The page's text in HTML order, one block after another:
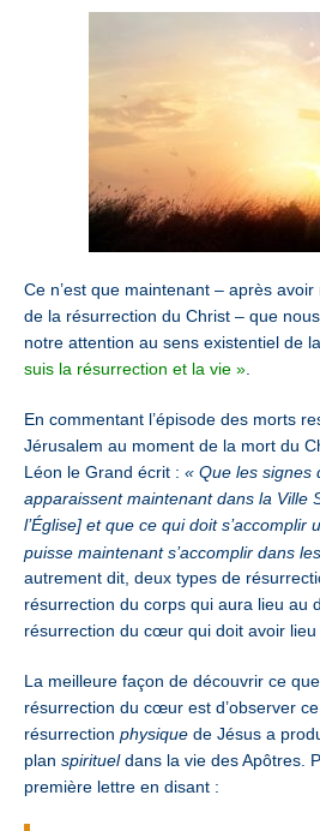
Ce n’est que maintenant – après
de la résurrection du Christ – que
notre attention au sens existentiel de
suis la résurrection et la vie »
En commentant l’épisode des morts
Jérusalem au moment de la mort du
Léon le Grand écrit : « Que les signes
apparaissent maintenant dans la Ville
l’Église] et que ce qui doit s’accomplir
puisse maintenant s’accomplir dans
autrement dit, deux types de
résurrection du corps qui aura lieu au
résurrection du cœur qui doit avoir lieu
La meilleure façon de découvrir ce
résurrection du cœur est d’observer
résurrection physique de Jésus a
plan spiritueldans la vie des Apôtres.
première lettre en disant :